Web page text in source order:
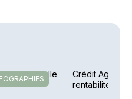
trimestrielle
Crédit
rentabilité en